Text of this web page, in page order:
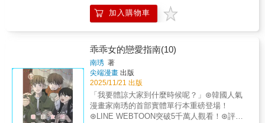
粉絲團：https://www.facebook.com/iyao.book/
張）備註：1. 預購贈品數量有限，送完為止，
預購結束後所出貨的商品就不再附贈2. 商品示
意圖僅供參考，實際印刷顏色及效果請以實品
為準，謝謝3. 閃底徽章及簽名板的表層上有燙
金，都是燙在表層，若保存不當，因碰撞、磨
擦、刮除、黏貼等因素造成燙金磨損，恕無法
退換4. 贈品盒等外包裝為保護之用，若因運送
產生些微碰撞、壓痕等狀況皆屬正常現象，恕
無法退換= 商品簡介 =一、壓克力裱裝炫彩印
簽簽名板（獨家新圖）尺寸：13.8x19.8cm材
質：壓克力、幻彩蠶絲白閃底、表層有燙色印
♡【故事簡介】思索未來志向的攸秀、彼此互
相坦誠與和解的佑元與在賢、完成街頭表演的
的完結篇!!
加入購物車
乖乖女的戀愛指南(10)
南琇 著
尖端漫畫 出版
2025/11/21 出版
「我要體諒大家到什麼時候呢？」⊛韓國人氣
漫畫家南琇的首部實體單行本重磅登場！
⊛LINE WEBTOON突破5千萬人觀看！⊛評價